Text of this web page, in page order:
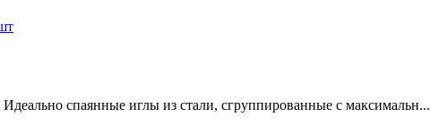
спаянные иглы из стали, сгруппированные с максимальн...